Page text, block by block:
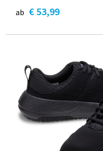
ab € 53,99